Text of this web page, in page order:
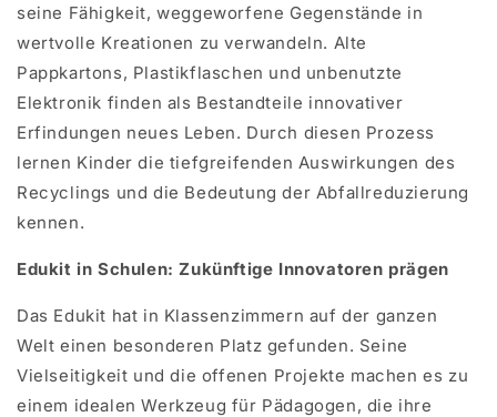
seine Fähigkeit, weggeworfene Gegenstände in
wertvolle Kreationen zu verwandeln. Alte
Pappkartons, Plastikflaschen und unbenutzte
Elektronik finden als Bestandteile innovativer
Erfindungen neues Leben. Durch diesen Prozess
lernen Kinder die tiefgreifenden Auswirkungen des
Recyclings und die Bedeutung der Abfallreduzierung
kennen.
Edukit in Schulen: Zukünftige Innovatoren prägen
Das Edukit hat in Klassenzimmern auf der ganzen
Welt einen besonderen Platz gefunden. Seine
Vielseitigkeit und die offenen Projekte machen es zu
einem idealen Werkzeug für Pädagogen, die ihre